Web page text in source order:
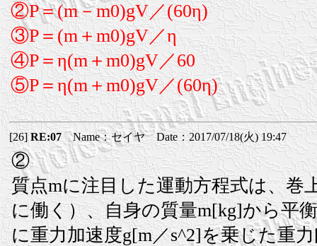
②P＝(m－m0)gV／(60η)
③P＝(m＋m0)gV／η
④P＝η(m＋m0)gV／60
⑤P＝η(m＋m0)gV／(60η)
[26]RE:07Name：セイヤ Date：2017/07/18(火) 19:47
②
質点mに注目した運動方程式は、巻
に働く）、自身の質量m[kg]から平
に重力加速度g[m／s^2]を乗じた重